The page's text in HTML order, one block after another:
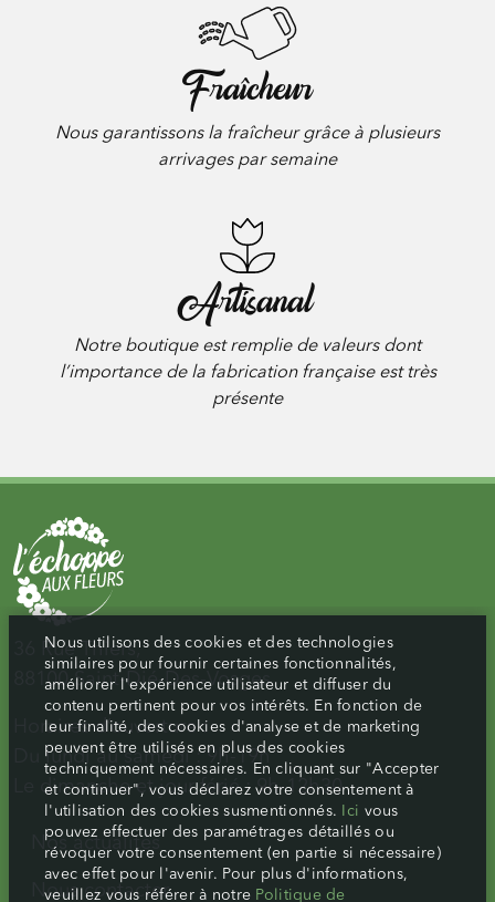
Fraîcheur
Nous garantissons la fraîcheur grâce à plusieurs
arrivages par semaine
Artisanal
Notre boutique est remplie de valeurs dont
l’importance de la fabrication française est très
présente
36 Rue Thiers,
88100 Saint-Dié-Des-Vosges
Horaires d’ouverture :
Du lundi au samedi : 9h-19h
Le dimanche et jour férié : 9h-12h30
Nos actualités
Nous contacter
Nous utilisons des cookies et des technologies
similaires pour fournir certaines fonctionnalités,
améliorer l'expérience utilisateur et diffuser du
contenu pertinent pour vos intérêts. En fonction de
leur finalité, des cookies d'analyse et de marketing
peuvent être utilisés en plus des cookies
techniquement nécessaires. En cliquant sur "Accepter
et continuer", vous déclarez votre consentement à
l'utilisation des cookies susmentionnés.
Ici vous
pouvez effectuer des paramétrages détaillés ou
révoquer votre consentement (en partie si nécessaire)
avec effet pour l'avenir. Pour plus d'informations,
veuillez vous référer à notre Politique de